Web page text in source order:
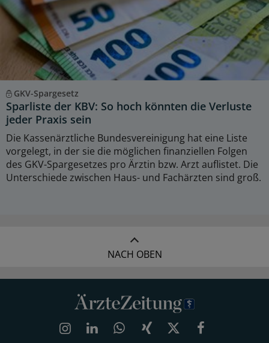
GKV-Spargesetz
Sparliste der KBV: So hoch könnten die Verluste
jeder Praxis sein
Die Kassenärztliche Bundesvereinigung hat eine Liste
vorgelegt, in der sie die möglichen finanziellen Folgen
des GKV-Spargesetzes pro Ärztin bzw. Arzt auflistet. Die
Unterschiede zwischen Haus- und Fachärzten sind groß.
NACH OBEN